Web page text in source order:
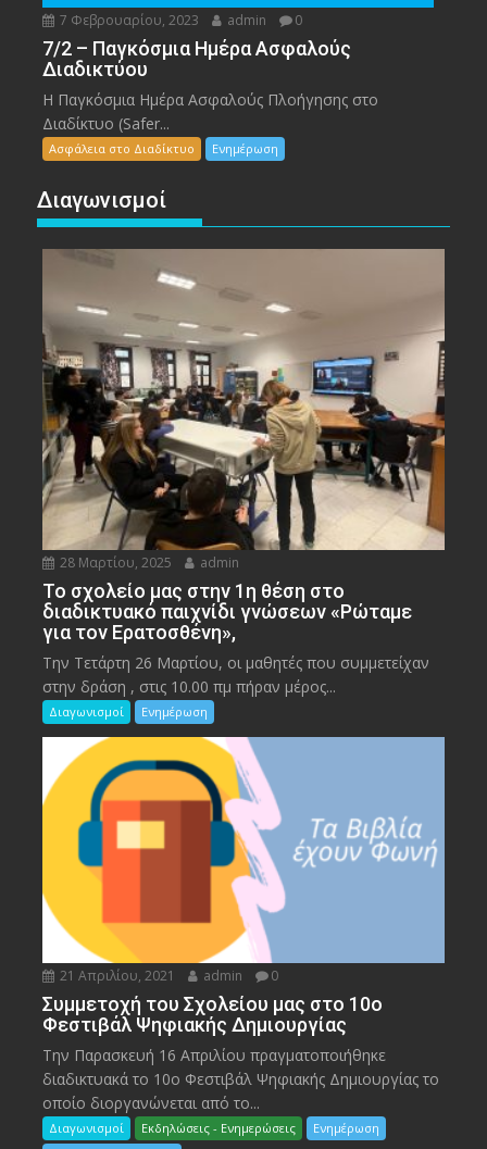
7 Φεβρουαρίου, 2023 admin 0
7/2 – Παγκόσμια Ημέρα Ασφαλούς
Διαδικτύου
Η Παγκόσμια Ημέρα Ασφαλούς Πλοήγησης στο
Διαδίκτυο (Safer...
Ασφάλεια στο Διαδίκτυο Ενημέρωση
Διαγωνισμοί
28 Μαρτίου, 2025 admin
To σχολείο μας στην 1η θέση στο
διαδικτυακό παιχνίδι γνώσεων «Ρώταμε
για τον Ερατοσθένη»,
Την Τετάρτη 26 Μαρτίου, οι μαθητές που συμμετείχαν
στην δράση , στις 10.00 πμ πήραν μέρος...
Διαγωνισμοί Ενημέρωση
21 Απριλίου, 2021 admin 0
Συμμετοχή του Σχολείου μας στο 10ο
Φεστιβάλ Ψηφιακής Δημιουργίας
Την Παρασκευή 16 Απριλίου πραγματοποιήθηκε
διαδικτυακά το 10ο Φεστιβάλ Ψηφιακής Δημιουργίας το
οποίο διοργανώνεται από το...
Διαγωνισμοί Εκδηλώσεις - Ενημερώσεις
Ενημέρωση